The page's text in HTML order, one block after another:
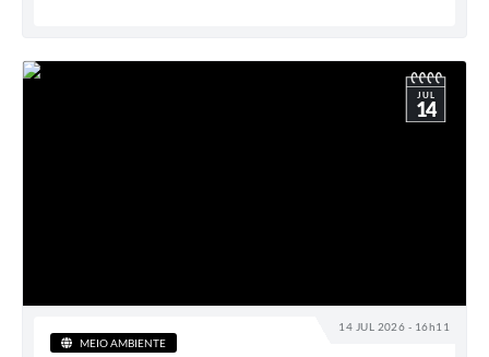
14 JUL 2026 - 16h11
JUL
14
MEIO AMBIENTE